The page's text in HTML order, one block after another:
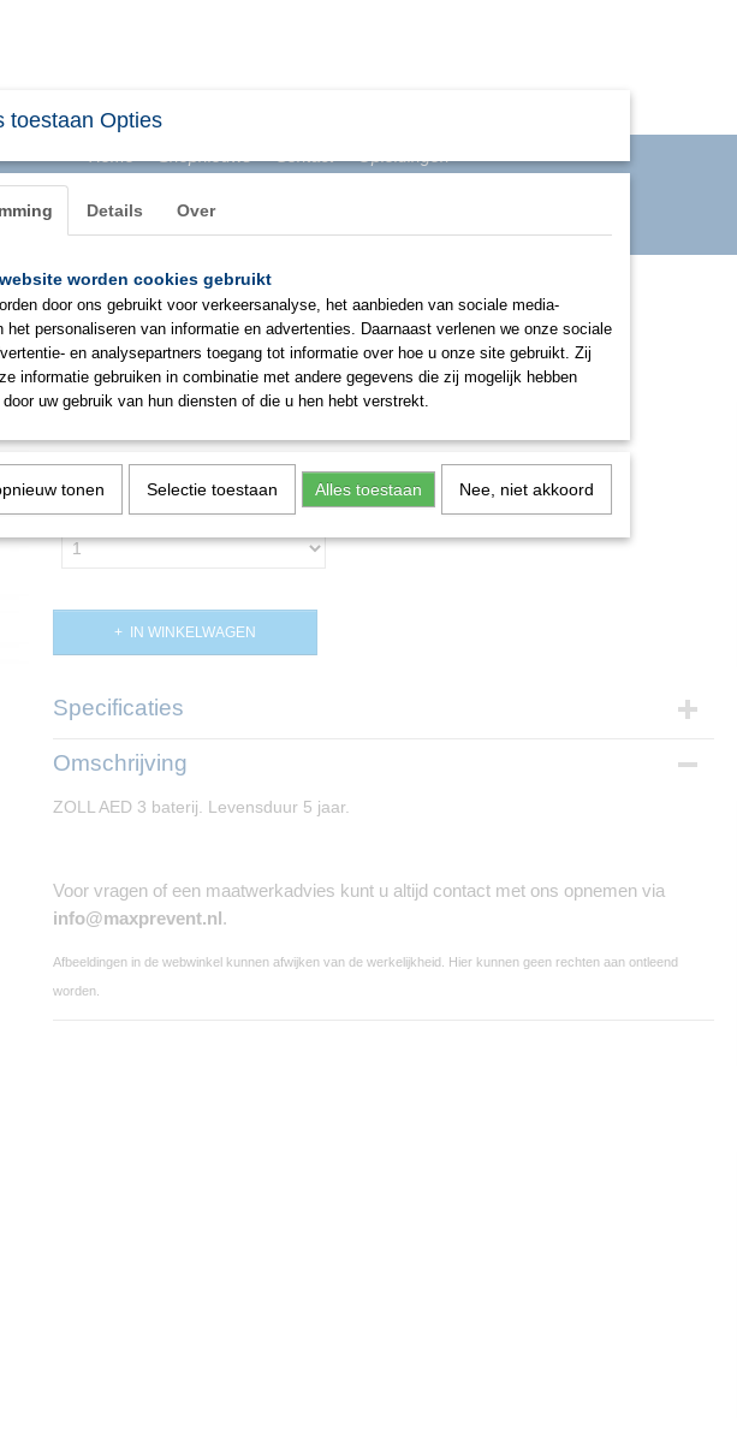
BHV & ONTRUIMING EHBO PBM SIGNALISATIE
Zoll AED 3 batterij
€ 165,00
✓Op voorraad
IN WINKELWAGEN
Specificaties
Productcode
Omschrijving
ZOLL AED 3 baterij. Levensduur 5 jaar.
Voor vragen of een maatwerkadvies kunt u altijd contact met ons opnemen via
info@maxprevent.nl .
Afbeeldingen in de webwinkel kunnen afwijken van de werkelijkheid. Hier kunnen geen rechten aan ontleend
worden.
toestaan Opties
Details Over
worden cookies gebruikt
door ons gebruikt voor verkeersanalyse, het aanbieden van sociale media-
het personaliseren van informatie en advertenties. Daarnaast verlenen we onze sociale
en analysepartners toegang tot informatie over hoe u onze site gebruikt. Zij
informatie gebruiken in combinatie met andere gegevens die zij mogelijk hebben
uw gebruik van hun diensten of die u hen hebt verstrekt.
tonen Selectie toestaan Alles toestaan Nee, niet akkoord